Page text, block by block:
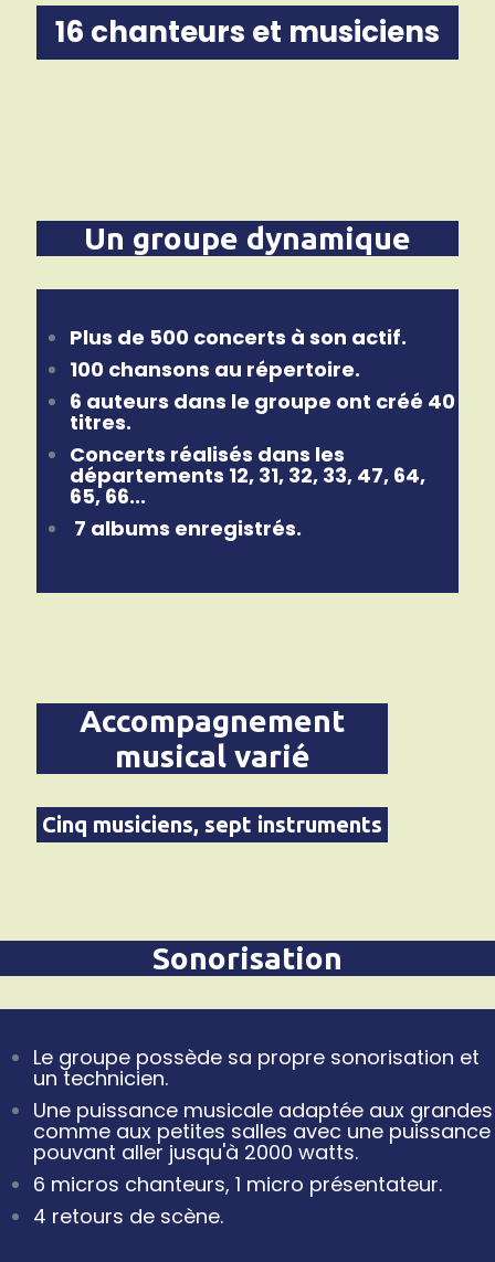
16 chanteurs et musiciens
Un groupe dynamique
Plus de 500 concerts à son actif.
100 chansons au répertoire.
6 auteurs dans le groupe ont créé 40
titres.
Concerts réalisés dans les
départements 12, 31, 32, 33, 47, 64,
65, 66...
7 albums enregistrés.
Accompagnement
musical varié
Cinq musiciens, sept instruments
Sonorisation
Le groupe possède sa propre sonorisation et
un technicien.
Une puissance musicale adaptée aux grandes
comme aux petites salles avec une puissance
pouvant aller jusqu'à 2000 watts.
6 micros chanteurs, 1 micro présentateur.
4 retours de scène.